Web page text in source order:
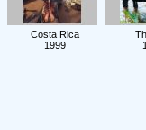
Costa Rica
1999